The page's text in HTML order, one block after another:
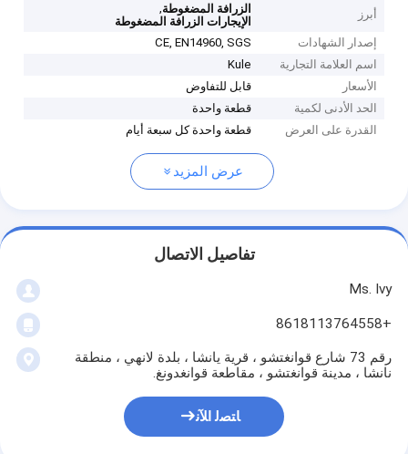
أبرز الزرافة المضغوطة,
الإيجارات الزرافة المضغوطة
إصدار الشهادات
CE, EN14960, SGS
اسم العلامة التجارية
Kule
الأسعار
قابل للتفاوض
الحد الأدنى لكمية
قطعة واحدة
القدرة على العرض
قطعة واحدة كل سبعة أيام
عرض المزيد
تفاصيل الاتصال
Ms. Ivy
+8618113764558
رقم 73 شارع قوانغتشو ، قرية يانشا ، بلدة لانهي ، منطقة
نانشا ، مدينة قوانغتشو ، مقاطعة قوانغدونغ.
ﺎﺘﺼﻟ ﺍﻶﻧ